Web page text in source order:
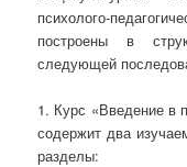
психолого-
построены в
следующей
1. Курс «Введение в
содержит два
разделы: